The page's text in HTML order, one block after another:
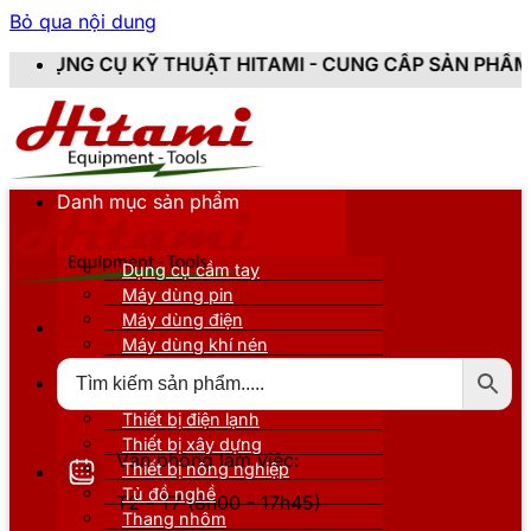
Bỏ qua nội dung
HITAMI - CUNG CẤP SẢN PHẨM CHÍNH HÃNG,
Văn phòng làm việc:
T2 - T7 (8h00 - 17h45)
Danh mục sản phẩm
Dụng cụ cầm tay
Máy dùng pin
Máy dùng điện
Máy dùng khí nén
Thiết bị nâng đỡ
Thiết bị điện lạnh
Thiết bị xây dựng
Thiết bị nông nghiệp
Tủ đồ nghề
Thang nhôm